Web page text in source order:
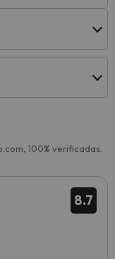
100% verificadas.
8.7